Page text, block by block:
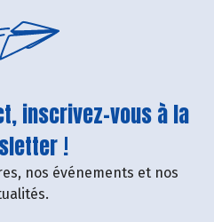
inscrivez-vous à la
!
nos événements et nos